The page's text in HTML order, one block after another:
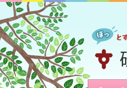
へ
移
動
す
る